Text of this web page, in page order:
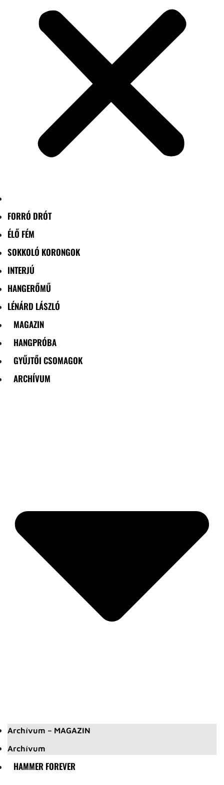
FORRÓ DRÓT
ÉLŐ FÉM
SOKKOLÓ KORONGOK
INTERJÚ
HANGERŐMŰ
LÉNÁRD LÁSZLÓ
MAGAZIN
HANGPRÓBA
GYŰJTŐI CSOMAGOK
ARCHÍVUM
Archívum – MAGAZIN
Archívum
HAMMER FOREVER